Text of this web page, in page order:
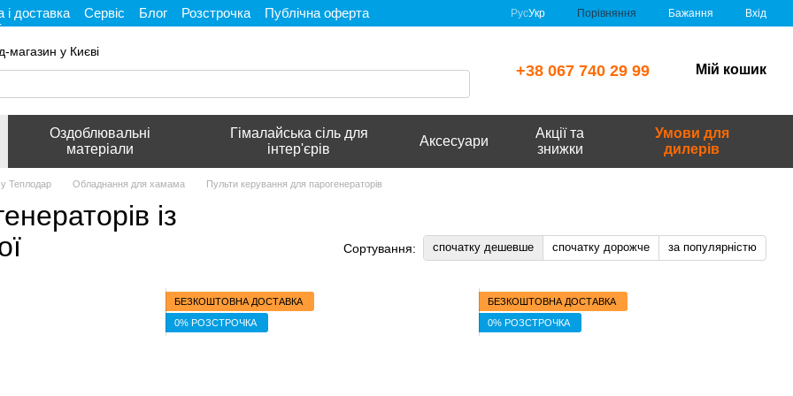
і доставка Сервіс Блог Розстрочка
Публічна оферта
РусУкр Порівняння Бажання Вхід
магазин у Києві
+38 067 740 29 99 Мій кошик
Оздоблювальні
матеріали
Гімалайська сіль для
інтер'єрів
Аксесуари
Акції та
знижки
Умови для
дилерів
Теплодар Обладнання для хамама Пульти керування для парогенераторів
із
Сортування: спочатку дешевше спочатку дорожче за популярністю
БЕЗКОШТОВНА ДОСТАВКА
0% РОЗСТРОЧКА
БЕЗКОШТОВНА ДОСТАВКА
0% РОЗСТРОЧКА